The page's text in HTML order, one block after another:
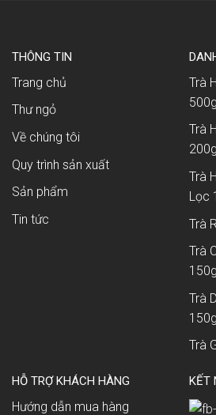
THÔNG TIN
Trang chủ
Thư ngỏ
Về chúng tôi
Quy trình sản xuất
Sản phẩm
Tin tức
Trà
Trà
Trà
Lọc
Trà
Trà
Trà
Trà
HỖ TRỢ KHÁCH HÀNG
Hướng dẫn mua hàng
KẾT